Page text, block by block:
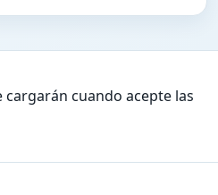
cargarán cuando acepte las